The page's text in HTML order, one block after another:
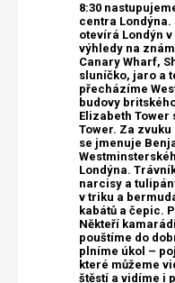
8:30
centra Londýna.
otevírá Londýn
výhledy na
Canary Wharf,
sluníčko, jaro a
přecházíme
budovy
Elizabeth Tower
Tower. Za zvuku
se jmenuje
Londýna.
narcisy a
v triku a
kabátů a čepic.
Někteří
pouštíme do
plníme úkol –
které můžeme
štěstí a vidíme i